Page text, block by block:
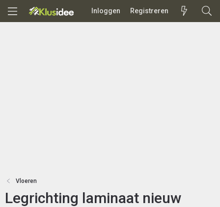
Inloggen Registreren
Vloeren
Legrichting laminaat nieuw